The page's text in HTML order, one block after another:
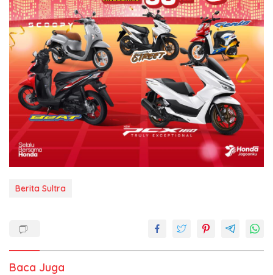
Berita Sultra
Baca Juga